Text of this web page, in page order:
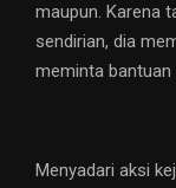
maupun. Karena
sendirian, dia
meminta bantuan
Menyadari aksi